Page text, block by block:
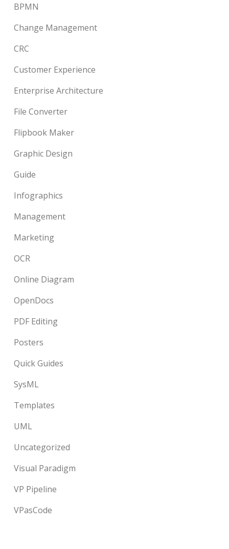
BPMN
Change Management
CRC
Customer Experience
Enterprise Architecture
File Converter
Flipbook Maker
Graphic Design
Guide
Infographics
Management
Marketing
OCR
Online Diagram
OpenDocs
PDF Editing
Posters
Quick Guides
SysML
Templates
UML
Uncategorized
Visual Paradigm
VP Pipeline
VPasCode